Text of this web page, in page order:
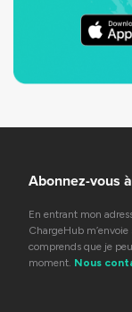
Abonnez-vous
En entrant mon
ChargeHub
comprends que je
moment. Nous